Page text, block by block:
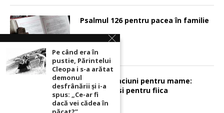
Psalmul 126 pentru pacea în familie
Sunt 2 rugaciuni pentru mame:
pentru fiu si pentru fiica
Pe când era în
pustie, Părintelui
Cleopa i s-a arătat
demonul
desfrânării şi i-a
spus: „Ce-ar fi
dacă vei cădea în